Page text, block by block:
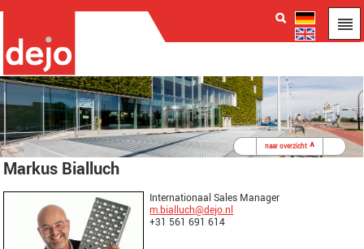
Markus Bialluch
Internationaal Sales Manager
m.bialluch@dejo.nl
+31 561 691 614
naar overzicht^